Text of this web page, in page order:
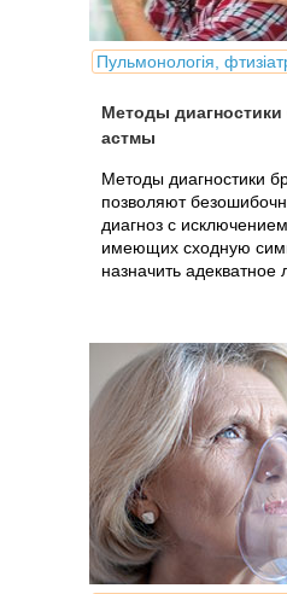
Пульмонологія,
Методы
астмы
Методы диагностики
позволяют
диагноз с
имеющих сходную
назначить адекватное